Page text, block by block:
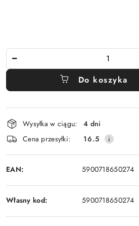
Do koszyka
Dostępność
i
dostawa
Wysyłka w ciągu:
4 dni
Cena przesyłki:
16.5
EAN: 5900718650274
Własny kod: 5900718650274